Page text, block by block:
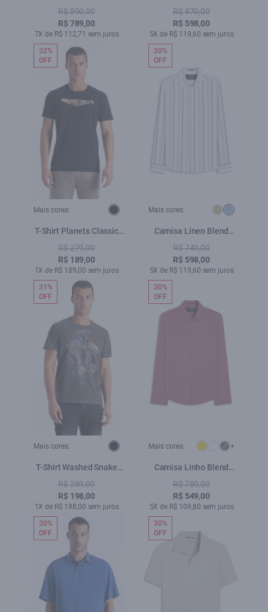
Bomber Hidden Hood
Preto
R$ 890,00
R$ 789,00
7X de R$ 112,71 sem juros
Bomber Verde Escuro
R$ 870,00
R$ 598,00
5X de R$ 119,60 sem juros
Mais cores:
T-Shirt Planets Classic
Preto
R$ 279,00
R$ 189,00
1X de R$ 189,00 sem juros
32%
OFF
Mais cores:
Camisa Linen Blend
Shore Classic Italian Azul
Bic
R$ 749,00
R$ 598,00
5X de R$ 119,60 sem juros
20%
OFF
Mais cores:
T-Shirt Washed Snake
Engine Preto
R$ 289,00
R$ 198,00
1X de R$ 198,00 sem juros
31%
OFF
Mais cores: +
Camisa Linho Blend
Classic Anatomic Rosa
Velho
R$ 789,00
R$ 549,00
5X de R$ 109,80 sem juros
30%
OFF
30%
OFF
30%
OFF